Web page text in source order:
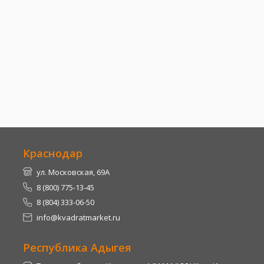
Краснодар
ул. Московская, 69А
8 (800) 775-13-45
8 (804) 333-06-50
info@kvadratmarket.ru
Республика Адыгея